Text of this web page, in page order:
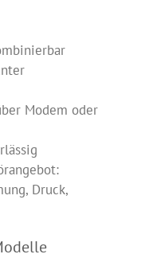
Modem oder
Druck,